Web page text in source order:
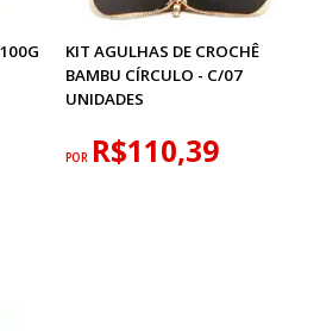
KIT AGULHAS DE CROCHÊ
BAMBU CÍRCULO - C/07
UNIDADES
POR R$110,39